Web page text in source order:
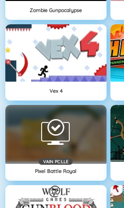
Zombie Gunpocalypse
Vex 4
VAIN PC:LLE
Pixel Battle Royal